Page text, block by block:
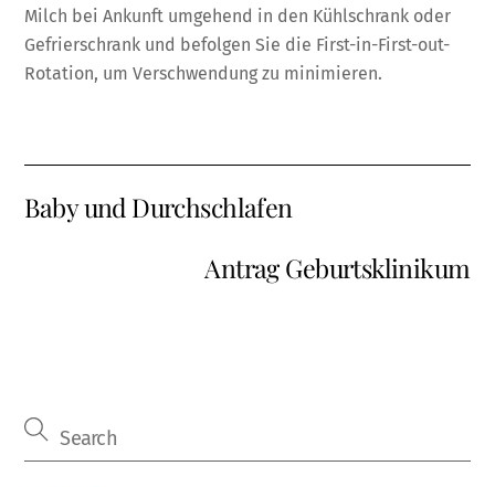
Milch bei Ankunft umgehend in den Kühlschrank oder
Gefrierschrank und befolgen Sie die First-in-First-out-
Rotation, um Verschwendung zu minimieren.
Baby und Durchschlafen
Antrag Geburtsklinikum